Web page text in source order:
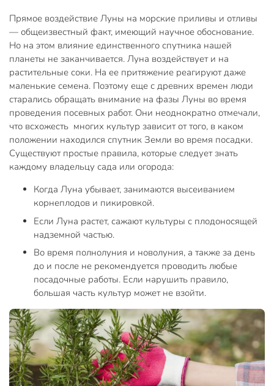
Прямое воздействие Луны на морские приливы и отливы
— общеизвестный факт, имеющий научное обоснование.
Но на этом влияние единственного спутника нашей
планеты не заканчивается. Луна воздействует и на
растительные соки. На ее притяжение реагируют даже
маленькие семена. Поэтому еще с древних времен люди
старались обращать внимание на фазы Луны во время
проведения посевных работ. Они неоднократно отмечали,
что всхожесть многих культур зависит от того, в каком
положении находился спутник Земли во время посадки.
Существуют простые правила, которые следует знать
каждому владельцу сада или огорода:
Когда Луна убывает, занимаются высеиванием
корнеплодов и пикировкой.
Если Луна растет, сажают культуры с плодоносящей
надземной частью.
Во время полнолуния и новолуния, а также за день
до и после не рекомендуется проводить любые
посадочные работы. Если нарушить правило,
большая часть культур может не взойти.